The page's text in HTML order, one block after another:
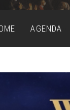
AGENDA